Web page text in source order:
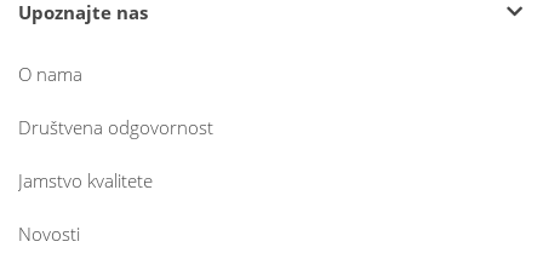
Upoznajte nas
O nama
Društvena odgovornost
Jamstvo kvalitete
Novosti